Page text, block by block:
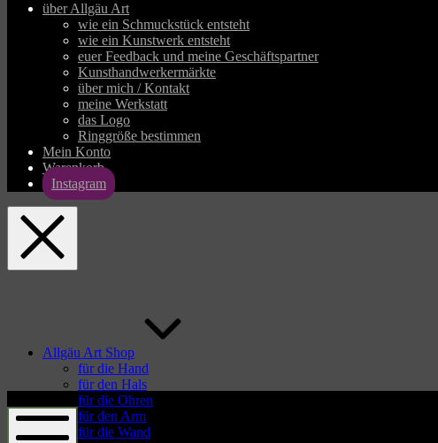
über Allgäu Art
wie ein Schmuckstück entsteht
wie ein Kunstwerk entsteht
euer Feedback und meine Geschäftspartner
Kunsthandwerkermärkte
über mich / Kontakt
meine Werkstatt
das Logo
Ringgröße bestimmen
Mein Konto
Warenkorb
Instagram
Allgäu Art Shop
für die Hand
für den Hals
für die Ohren
für den Arm
für die Wand
art.com